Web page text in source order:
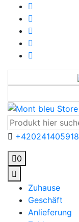
+420241405918
0
Zuhause
Geschäft
Anlieferung